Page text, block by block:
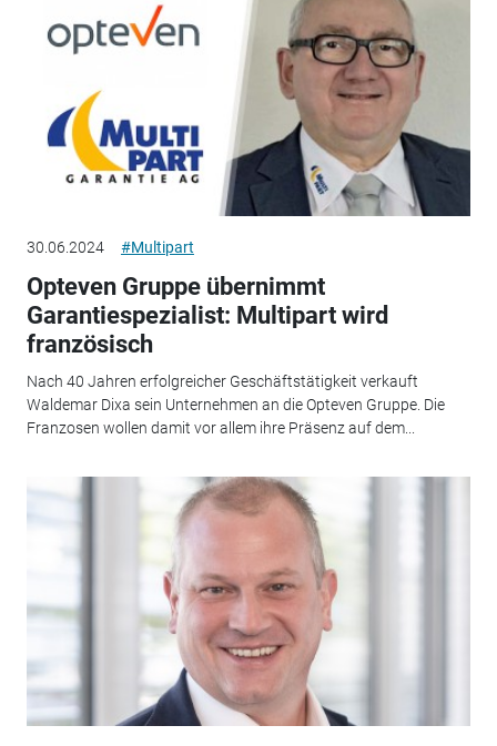
30.06.2024 #Multipart
Opteven Gruppe übernimmt
Garantiespezialist: Multipart wird
französisch
Nach 40 Jahren erfolgreicher Geschäftstätigkeit verkauft
Waldemar Dixa sein Unternehmen an die Opteven Gruppe. Die
Franzosen wollen damit vor allem ihre Präsenz auf dem...